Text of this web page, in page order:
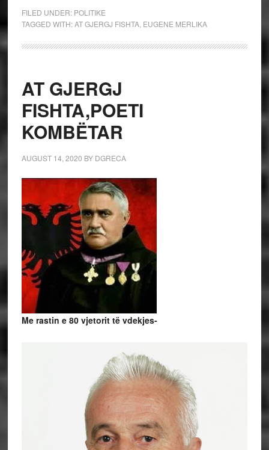
FILED UNDER: POLITIKE
TAGGED WITH:AT GJERGJ FISHTA, EUGENE MERLIKA
AT GJERGJ
FISHTA,POETI
KOMBËTAR
AUGUST 14, 2020 BY DGRECA
Me rastin e 80 vjetorit të vdekjes-